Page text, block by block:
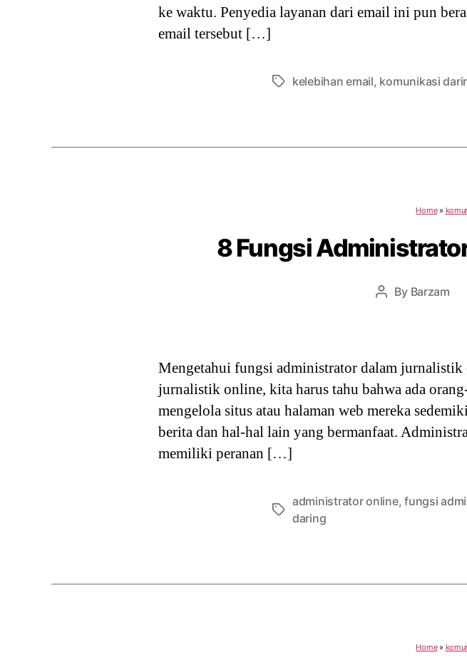
ke waktu. Penyedia layanan dari email ini pun
email tersebut […]
Tagskelebihan email, komunikasi
Home»
8 Fungsi
Post
By Barzam
Mengetahui fungsi administrator dalam
jurnalistik online, kita harus tahu bahwa ada
mengelola situs atau halaman web mereka
berita dan hal-hal lain yang bermanfaat.
memiliki peranan […]
Tags
administrator online,fungsi
daring
Home»